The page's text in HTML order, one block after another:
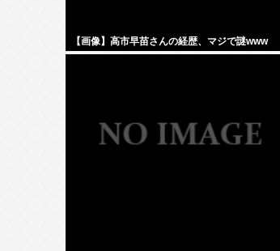
【画像】高市早苗さんの経歴、マジで謎www